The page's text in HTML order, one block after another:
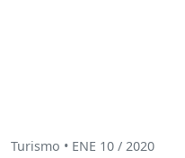
Turismo • ENE 10 / 2020